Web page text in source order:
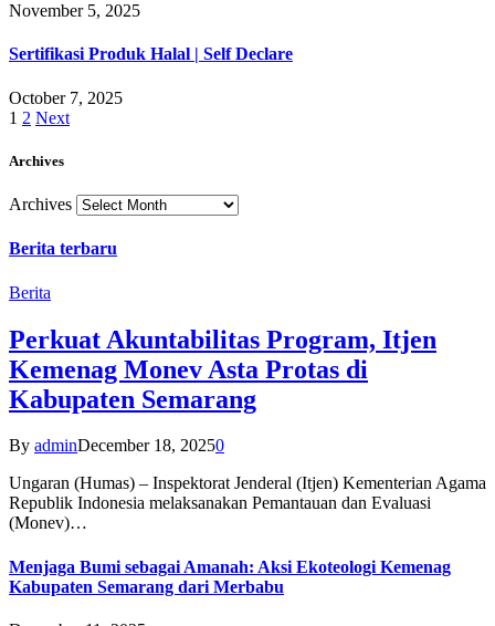
November 5, 2025
Sertifikasi Produk Halal | Self Declare
October 7, 2025
1 2 Next
Archives
Archives
Berita terbaru
Berita
Perkuat Akuntabilitas Program, Itjen
Kemenag Monev Asta Protas di
Kabupaten Semarang
By adminDecember 18, 20250
Ungaran (Humas) – Inspektorat Jenderal (Itjen) Kementerian Agama
Republik Indonesia melaksanakan Pemantauan dan Evaluasi
(Monev)…
Menjaga Bumi sebagai Amanah: Aksi Ekoteologi Kemenag
Kabupaten Semarang dari Merbabu